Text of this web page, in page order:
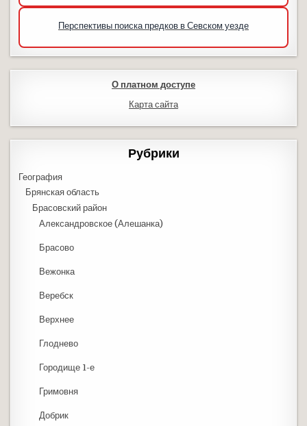
Перспективы поиска предков в Севском уезде
О платном доступе
Карта сайта
Рубрики
География
Брянская область
Брасовский район
Александровское (Алешанка)
Брасово
Вежонка
Веребск
Верхнее
Глоднево
Городище 1-е
Гримовня
Добрик